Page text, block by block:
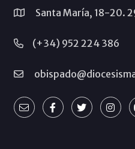
Santa María, 18-20.
(+34) 952 224 386